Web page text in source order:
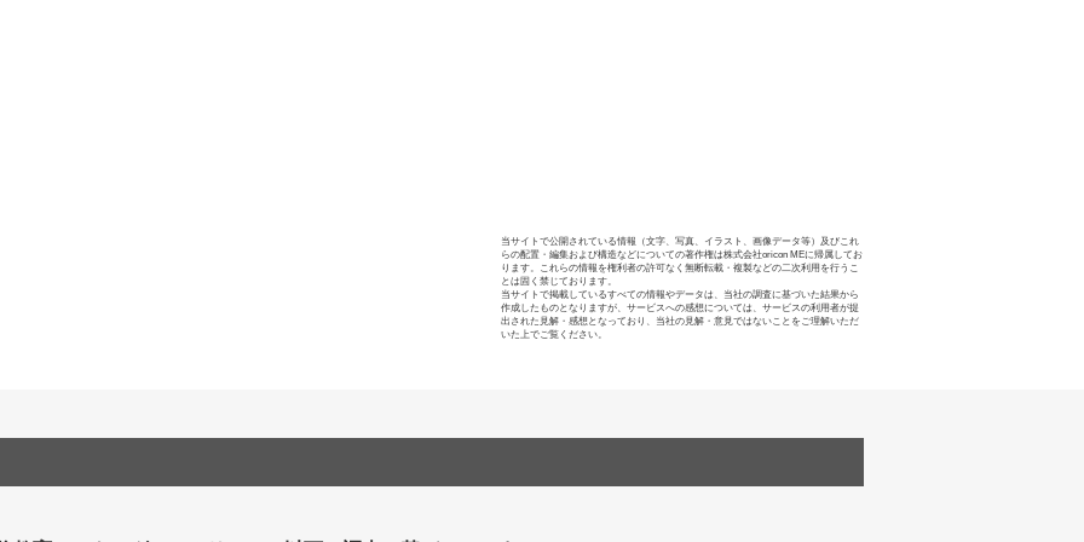
当サイトで公開されている情報（文字、写真、イラスト、画像データ等）及びこれ
らの配置・編集および構造などについての著作権は株式会社oricon MEに帰属してお
ります。これらの情報を権利者の許可なく無断転載・複製などの二次利用を行うこ
とは固く禁じております。
当サイトで掲載しているすべての情報やデータは、当社の調査に基づいた結果から
作成したものとなりますが、サービスへの感想については、サービスの利用者が提
出された見解・感想となっており、当社の見解・意見ではないことをご理解いただ
いた上でご覧ください。